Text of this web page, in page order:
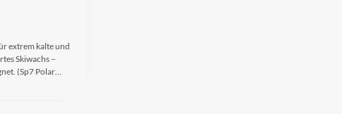
extrem kalte und
Skiwachs –
(Sp7 Polar…